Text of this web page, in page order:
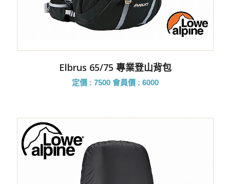
Elbrus 65/75 專業登山背包
定價 : 7500 會員價 : 6000